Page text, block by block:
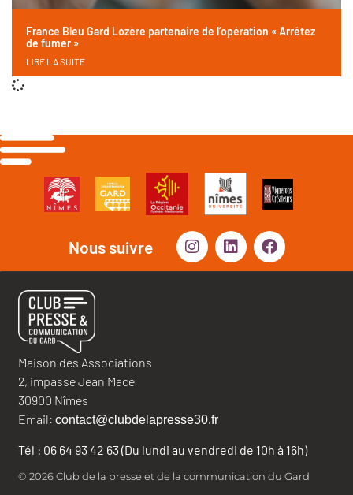
France Bleu Gard Lozère partenaire de l’opération « Arrêtez
de fumer »
LIRE LA SUITE
Nous suivre
Maison des Associations
2, impasse Jean Macé
30900 Nîmes
Email: contact@clubdelapresse30.fr
Tél : 06 64 93 42 63 (Du lundi au vendredi de 10h à 16h)
© 2026 Club de la presse et de la communication du Gard